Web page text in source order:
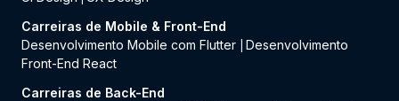
Carreiras de Mobile & Front-End
Desenvolvimento Mobile com Flutter
Desenvolvimento
Front-End React
Carreiras de Back-End